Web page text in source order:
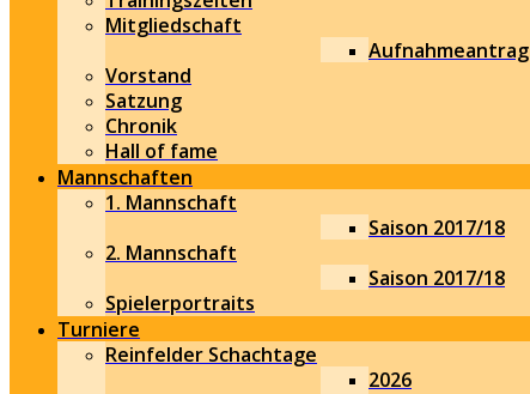
Mitgliedschaft
Aufnahmeantrag
Vorstand
Satzung
Chronik
Hall of fame
Mannschaften
1. Mannschaft
Saison 2017/18
2. Mannschaft
Saison 2017/18
Spielerportraits
Turniere
Reinfelder Schachtage
2026